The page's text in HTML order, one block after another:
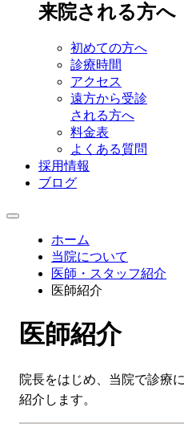
来院される方へ
初めての方へ
診療時間
アクセス
遠方から受診
される方へ
料金表
よくある質問
採用情報
ブログ
ホーム
当院について
医師・スタッフ紹介
医師紹介
医師紹介
院長をはじめ、当院で診療
紹介します。